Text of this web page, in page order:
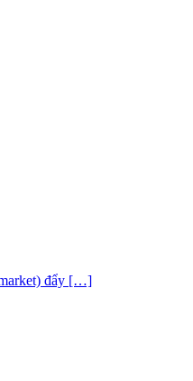
đẩy […]